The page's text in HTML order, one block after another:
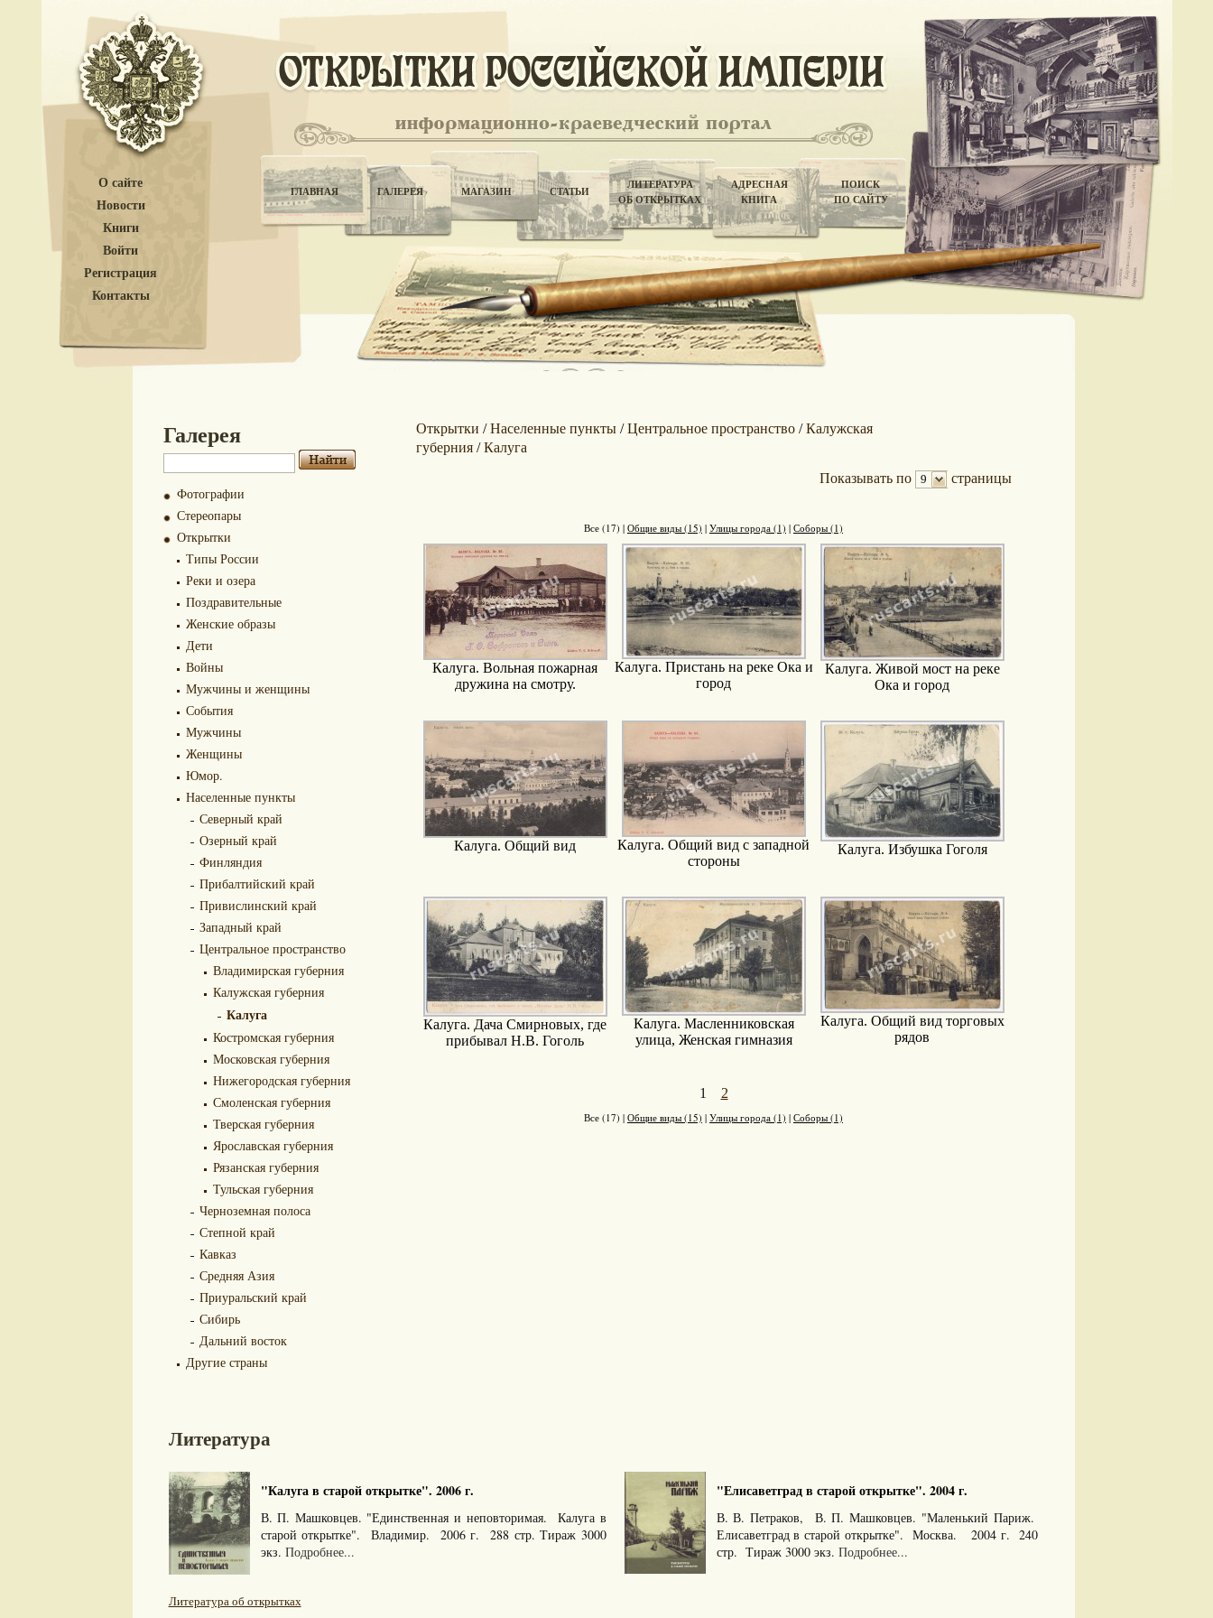
О сайте
Новости
Книги
Войти
Регистрация
Контакты
ГЛАВНАЯ ГАЛЕРЕЯ МАГАЗИН СТАТЬИ
ЛИТЕРАТУРА
ОБ ОТКРЫТКАХ
АДРЕСНАЯ
КНИГА
ПОИСК
ПО САЙТУ
Галерея
Фотографии
Стереопары
Открытки
Типы России
Реки и озера
Поздравительные
Женские образы
Дети
Войны
Мужчины и женщины
События
Мужчины
Женщины
Юмор.
Населенные пункты
Северный край
Озерный край
Финляндия
Прибалтийский край
Привислинский край
Западный край
Центральное пространство
Владимирская губерния
Калужская губерния
Калуга
Костромская губерния
Московская губерния
Нижегородская губерния
Смоленская губерния
Тверская губерния
Ярославская губерния
Рязанская губерния
Тульская губерния
Черноземная полоса
Степной край
Кавказ
Средняя Азия
Приуральский край
Сибирь
Дальний восток
Другие страны
Открытки /Населенные пункты/Центральное пространство/Калужская
губерния/Калуга
Показывать по 9 страницы
Все (17) | Общие виды (15) | Улицы города (1) | Соборы (1)
Калуга. Вольная пожарная
дружина на смотру.
Калуга. Пристань на реке Ока и
город
Калуга. Живой мост на реке
Ока и город
Калуга. Общий вид
Калуга. Общий вид с западной
стороны
Калуга. Избушка Гоголя
Калуга. Дача Смирновых, где
прибывал Н.В. Гоголь
Калуга. Масленниковская
улица, Женская гимназия
Калуга. Общий вид торговых
рядов
1 2
Все (17) | Общие виды (15) | Улицы города (1) | Соборы (1)
Литература
"Калуга в старой открытке". 2006 г.
В. П. Машковцев. "Единственная и неповторимая. Калуга в
старой открытке". Владимир. 2006 г. 288 стр. Тираж 3000
экз. Подробнее...
"Елисаветград в старой открытке". 2004 г.
В. В. Петраков, В. П. Машковцев. "Маленький Париж.
Елисаветград в старой открытке". Москва. 2004 г. 240
стр. Тираж 3000 экз. Подробнее...
Литература об открытках